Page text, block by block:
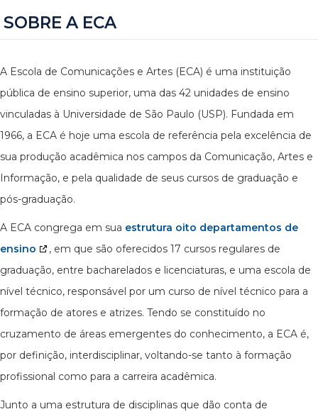
SOBRE A ECA
A Escola de Comunicações e Artes (ECA) é uma instituição
pública de ensino superior, uma das 42 unidades de ensino
vinculadas à Universidade de São Paulo (USP). Fundada em
1966, a ECA é hoje uma escola de referência pela excelência de
sua produção acadêmica nos campos da Comunicação, Artes e
Informação, e pela qualidade de seus cursos de graduação e
pós-graduação.
A ECA congrega em sua estrutura oito departamentos de
ensino
, em que são oferecidos 17 cursos regulares de
graduação, entre bacharelados e licenciaturas, e uma escola de
nível técnico, responsável por um curso de nível técnico para a
formação de atores e atrizes. Tendo se constituído no
cruzamento de áreas emergentes do conhecimento, a ECA é,
por definição, interdisciplinar, voltando-se tanto à formação
profissional como para a carreira acadêmica.
Junto a uma estrutura de disciplinas que dão conta de